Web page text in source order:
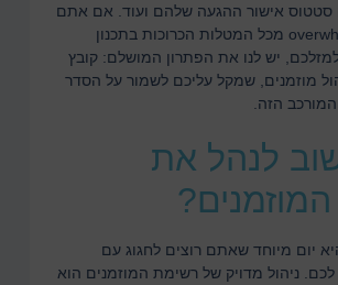
אישור ההגעה שלהם ועוד. אם אתם
מרגישים overwhelmed מכל המטלות הכרוכות בתכנון
יש לנו את הפתרון המושלם: קובץ
מוזמנים, שמקל עליכם לשמור על הסדר
הזה.
לנהל את
יום מיוחד שאתם רוצים לחגוג עם
ניהול מדויק של רשימת המוזמנים הוא